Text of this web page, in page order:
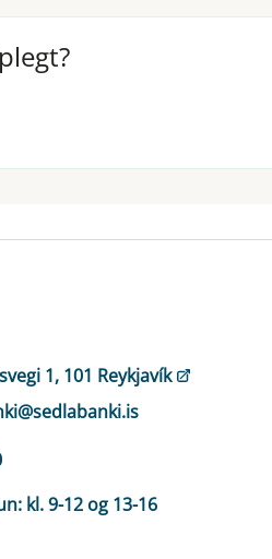
1, 101 Reykjavík
kl. 9-12 og 13-16